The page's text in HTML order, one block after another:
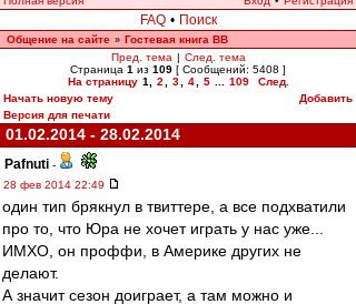
FAQ • Поиск
Общение на сайте » Гостевая книга ВВ
Пред. тема | След. тема
Страница 1 из 109 [ Сообщений: 5408 ]
На страницу 1 2 3 4 5 109
След.
Начать новую тему
Добавить
Версия для печати
01.02.2014 - 28.02.2014
Pafnuti -
28 фев 2014 22:49
один тип брякнул в твиттере, а все подхватили
про то, что Юра не хочет играть у нас уже...
ИМХО, он проффи, в Америке других не
делают.
А значит сезон доиграет, а там можно и